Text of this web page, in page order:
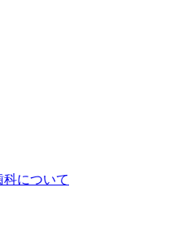
について